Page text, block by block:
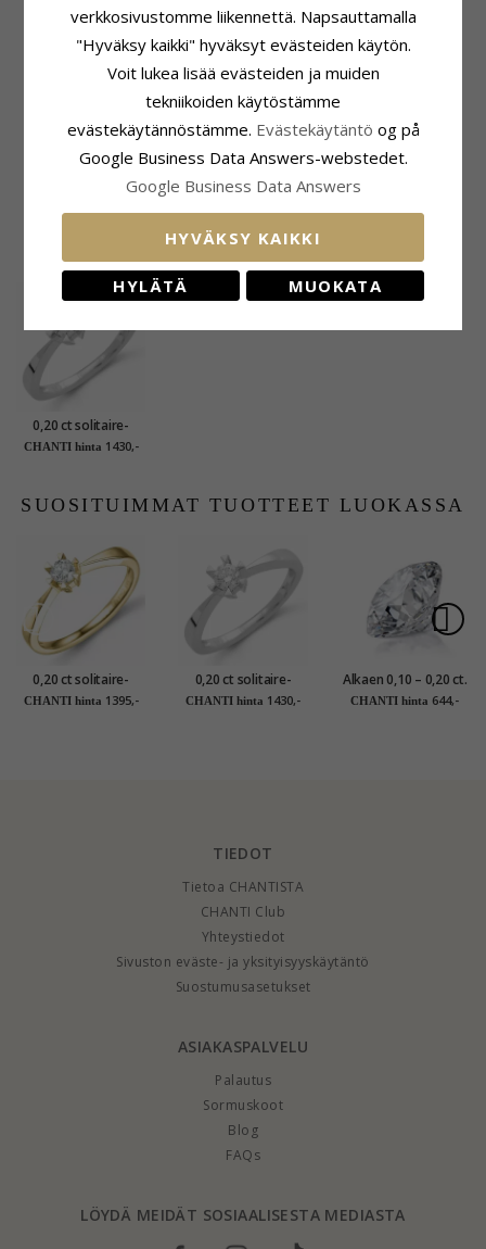
Jalometalli: Valkokultaa
Kivi: Timantti
Timantin Väri:
Timantin Kirkkaus: SI
Karaatti:0,20
Yläosan Leveys: 1,5 mm
Alaosan Leveys: 1,5 mm
Paksuus Yläosa:
Paksuus Alaosa: 1,1 mm
Kiinnitys
Läpimitta: 5,3 mm x 6,0 mm
Syvyys: 5,8 mm
0,20 ct solitaire-
sormus 14 karaatin
CHANTI hinta 1430,-
SUOSITUIMMAT TUOTTEET LUOKASSA
0,20 ct solitaire-
sormus 14 karaatin
CHANTI hinta 1395,-
0,20 ct solitaire-
sormus 14 karaatin
CHANTI hinta 1430,-
Alkaen 0,10 – 0,20 ct.
W/SI
CHANTI hinta 644,-
TIEDOT
Tietoa CHANTISTA
CHANTI Club
Yhteystiedot
Sivuston eväste- ja yksityisyyskäytäntö
Suostumusasetukset
ASIAKASPALVELU
Palautus
Sormuskoot
Blog
FAQs
LÖYDÄ MEIDÄT SOSIAALISESTA MEDIASTA
verkkosivustomme liikennettä. Napsauttamalla
"Hyväksy kaikki" hyväksyt evästeiden käytön.
Voit lukea lisää evästeiden ja muiden
tekniikoiden käytöstämme
evästekäytännöstämme. Evästekäytäntö og på
Google Business Data Answers-webstedet.
Google Business Data Answers
HYVÄKSY KAIKKI
HYLÄTÄ MUOKATA